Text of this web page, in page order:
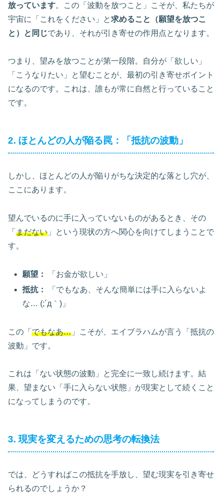
放っています。この「波動を放つこと」こそが、私たちが
宇宙に「これをください」と求めること（願望を放つこ
と）と同じであり、それが引き寄せの作用点となります。
つまり、望みを放つことが第一段階。自分が「欲しい」
「こうなりたい」と望むことが、最初の引き寄せポイント
になるのです。これは、誰もが常に自然と行っていること
です。
2. ほとんどの人が陥る罠：「抵抗の波動」
しかし、ほとんどの人が陥りがちな決定的な落とし穴が、
ここにあります。
望んでいるのに手に入っていないものがあるとき、その
「 まだない 」という現状の方へ関心を向けてしまうことで
す。
願望：
「お金が欲しい」
抵抗：
「でもなあ、そんな簡単には手に入らないよ
な… (;´д｀)」
この「 でもなあ… 」こそが、エイブラハムが言う「抵抗の
波動」です。
これは「ない状態の波動」と完全に一致し続けます。結
果、望まない「手に入らない状態」が現実として続くこと
になってしまうのです。
3. 現実を変えるための思考の転換法
では、どうすればこの抵抗を手放し、望む現実を引き寄せ
られるのでしょうか？